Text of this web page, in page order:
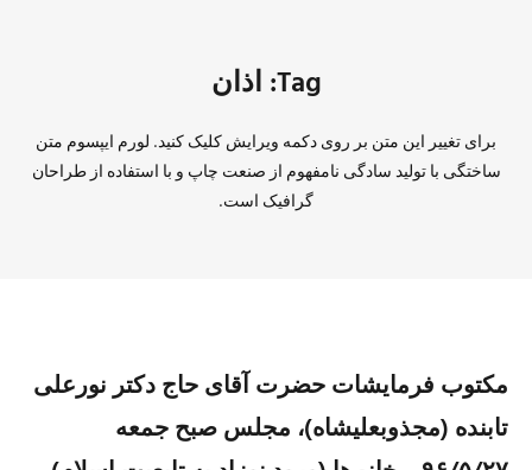
Tag: اذان
برای تغییر این متن بر روی دکمه ویرایش کلیک کنید. لورم ایپسوم متن
ساختگی با تولید سادگی نامفهوم از صنعت چاپ و با استفاده از طراحان
گرافیک است.
مکتوب فرمایشات حضرت آقای حاج دکتر نورعلی
تابنده (مجذوبعلیشاه)، مجلس صبح جمعه